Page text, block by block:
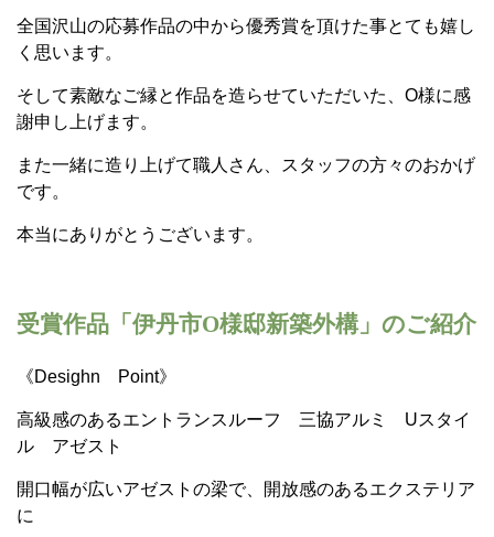
全国沢山の応募作品の中から優秀賞を頂けた事とても嬉し
く思います。
そして素敵なご縁と作品を造らせていただいた、O様に感
謝申し上げます。
また一緒に造り上げて職人さん、スタッフの方々のおかげ
です。
本当にありがとうございます。
受賞作品「伊丹市O様邸新築外構」のご紹介
《Desighn Point》
高級感のあるエントランスルーフ 三協アルミ Uスタイ
ル アゼスト
開口幅が広いアゼストの梁で、開放感のあるエクステリア
に